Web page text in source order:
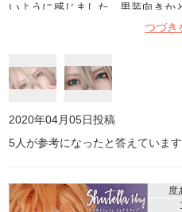
いように感じました。男装向きか
な発色ですしイベント等で近づい
ンなのでさまざまな場面で活躍し
つづき
2020年04月05日投稿
5人が参考になったと答えています
度